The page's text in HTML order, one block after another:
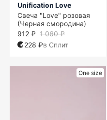
Unification Love
Свеча "Love" розовая
(Черная смородина)
1 060 ₽
912 ₽
228 ₽в Сплит
One size